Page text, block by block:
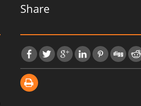
Share